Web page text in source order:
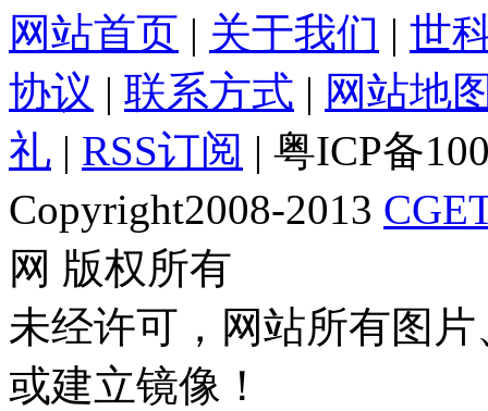
网站首页 | 关于我们 | 世
协议 | 联系方式 | 网站地
礼 | RSS订阅 | 粤ICP备
Copyright2008-2013
网 版权所有
未经许可，网站所有图
或建立镜像！